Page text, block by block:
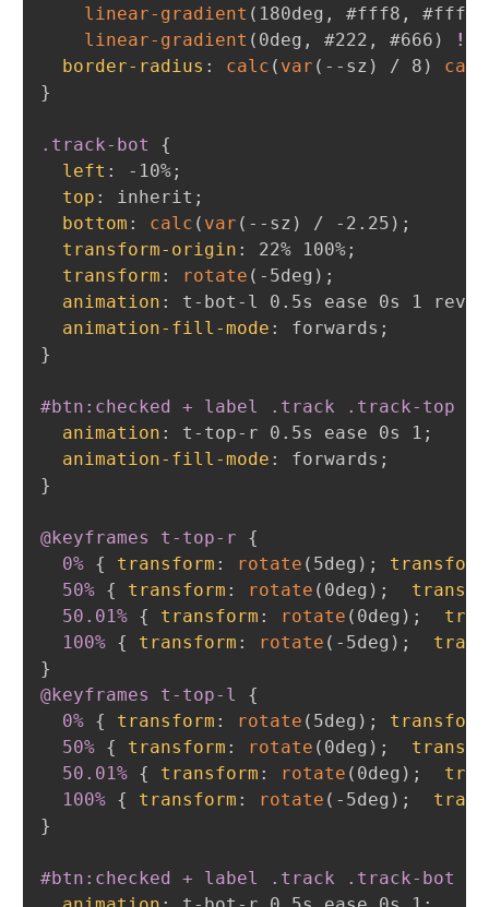
linear-gradient ( 180deg , #fff8 , #fff0
linear-gradient ( 0deg , #222 , #666 )
border-radius : calc ( var ( --sz ) / 8 ) calc
}
.track-bot
{
left : -10%;
top : inherit ;
bottom : calc ( var ( --sz ) / -2.25 ) ;
transform-origin : 22% 100%;
transform : rotate ( -5deg ) ;
animation :
t-bot-l 0.5s ease 0s 1
animation-fill-mode : forwards ;
}
#btn:checked + label .track .track-top
animation : t-top-r 0.5s ease 0s 1 ;
animation-fill-mode : forwards ;
}
@keyframes t-top-r
{
0% { transform : rotate ( 5deg ) ;
50% { transform : rotate ( 0deg ) ;
50.01% { transform : rotate ( 0deg ) ;
100% { transform : rotate ( -5deg ) ;
}
@keyframes t-top-l
{
0% { transform : rotate ( 5deg ) ;
50% { transform : rotate ( 0deg ) ;
50.01% { transform : rotate ( 0deg ) ;
100% { transform : rotate ( -5deg ) ;
}
#btn:checked + label .track .track-bot